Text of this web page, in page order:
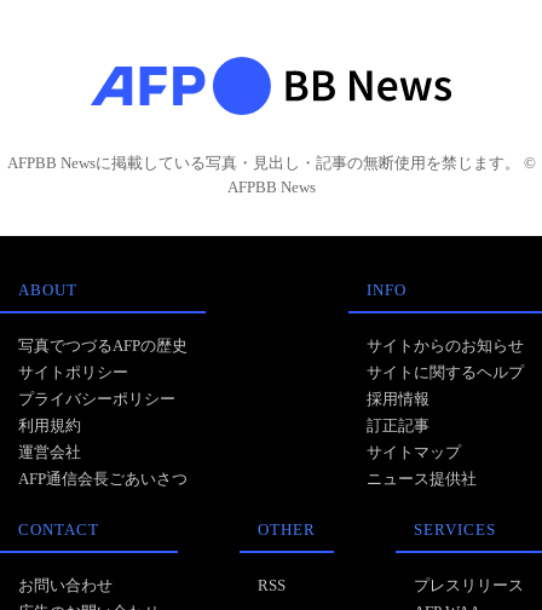
AFPBB Newsに掲載している写真・見出し・記事の無断使用を禁じます。 ©
AFPBB News
ABOUT
写真でつづるAFPの歴史
サイトポリシー
プライバシーポリシー
利用規約
運営会社
AFP通信会長ごあいさつ
INFO
サイトからのお知らせ
サイトに関するヘルプ
採用情報
訂正記事
サイトマップ
ニュース提供社
CONTACT
お問い合わせ
OTHER
RSS
SERVICES
プレスリリース